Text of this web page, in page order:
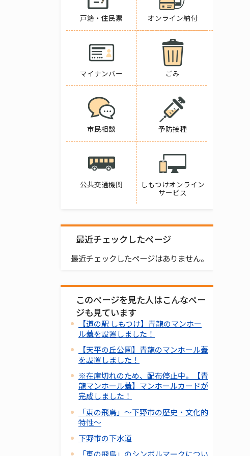
戸籍・住民票 オンライン納付
マイナンバー ごみ
市民相談 予防接種
公共交通機関
しもつけオンライン
サービス
最近チェックしたページ
最近チェックしたページはありません。
このページを見た人はこんなペー
ジも見ています
【道の駅 しもつけ】青龍のマンホー
ル蓋を設置しました！
【天平の丘公園】青龍のマンホール蓋
を設置しました！
※在庫切れのため、配布停止中。【青
龍マンホール蓋】マンホールカードが
完成しました！
「東の飛鳥」～下野市の歴史・文化的
特性～
下野市の下水道
「東の飛鳥」のシンボルマークについ